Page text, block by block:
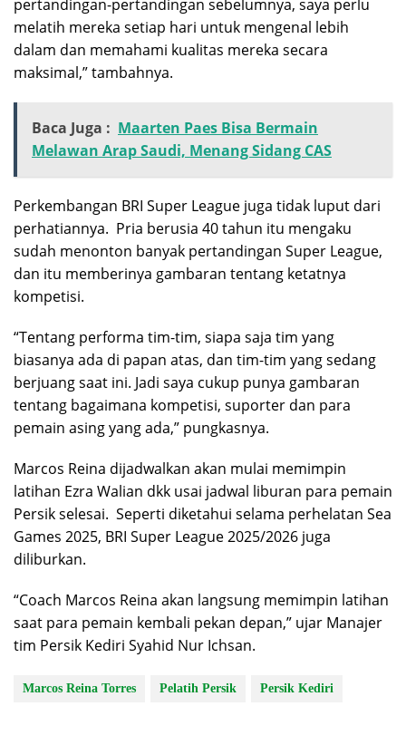
pertandingan-pertandingan sebelumnya, saya perlu
melatih mereka setiap hari untuk mengenal lebih
dalam dan memahami kualitas mereka secara
maksimal,” tambahnya.
Baca Juga : Maarten Paes Bisa Bermain
Melawan Arap Saudi, Menang Sidang CAS
Perkembangan BRI Super League juga tidak luput dari
perhatiannya. Pria berusia 40 tahun itu mengaku
sudah menonton banyak pertandingan Super League,
dan itu memberinya gambaran tentang ketatnya
kompetisi.
“Tentang performa tim-tim, siapa saja tim yang
biasanya ada di papan atas, dan tim-tim yang sedang
berjuang saat ini. Jadi saya cukup punya gambaran
tentang bagaimana kompetisi, suporter dan para
pemain asing yang ada,” pungkasnya.
Marcos Reina dijadwalkan akan mulai memimpin
latihan Ezra Walian dkk usai jadwal liburan para pemain
Persik selesai. Seperti diketahui selama perhelatan Sea
Games 2025, BRI Super League 2025/2026 juga
diliburkan.
“Coach Marcos Reina akan langsung memimpin latihan
saat para pemain kembali pekan depan,” ujar Manajer
tim Persik Kediri Syahid Nur Ichsan.
Marcos Reina Torres Pelatih Persik Persik Kediri